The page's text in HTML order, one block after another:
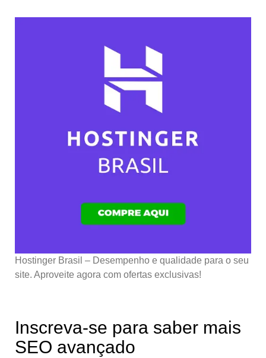
Hostinger Brasil – Desempenho e qualidade para o seu
site. Aproveite agora com ofertas exclusivas!
Inscreva-se para saber mais
SEO avançado